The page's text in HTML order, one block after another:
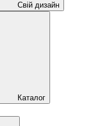
Свій дизайн
Каталог